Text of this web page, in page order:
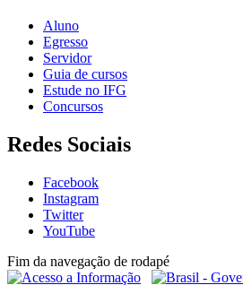
Aluno
Egresso
Servidor
Guia de cursos
Estude no IFG
Concursos
Redes Sociais
Facebook
Instagram
Twitter
YouTube
Fim da navegação de rodapé